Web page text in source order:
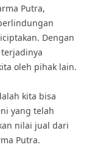
Putra,
Dengan
oleh pihak lain.
kita bisa
yang telah
nilai jual dari
Putra.